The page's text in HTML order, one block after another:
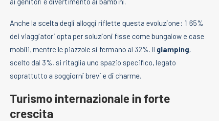
Anche la scelta degli alloggi riflette questa evoluzione: il 65%
dei viaggiatori opta per soluzioni fisse come bungalow e case
mobili, mentre le piazzole si fermano al 32%. Il glamping,
scelto dal 3%, si ritaglia uno spazio specifico, legato
soprattutto a soggiorni brevi e di charme.
Turismo internazionale in forte
crescita